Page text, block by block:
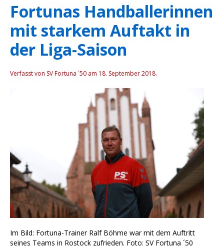
Fortunas Handballerinnen
mit starkem Auftakt in
der Liga-Saison
Verfasst von SV Fortuna ´50 am 18. September 2018.
Im Bild: Fortuna-Trainer Ralf Böhme war mit dem Auftritt
seines Teams in Rostock zufrieden. Foto: SV Fortuna ´50